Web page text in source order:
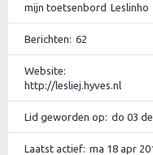
mijn toetsenbord Leslinho
Berichten 62
Website
http://lesliej.hyves.nl
Lid geworden op do 03
Laatst actief ma 18 apr